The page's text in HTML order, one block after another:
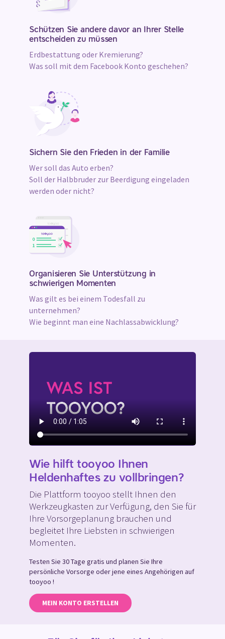
Schützen Sie andere davor an Ihrer Stelle
entscheiden zu müssen
Erdbestattung oder Kremierung?
Was soll mit dem Facebook Konto geschehen?
Sichern Sie den Frieden in der Familie
Wer soll das Auto erben?
Soll der Halbbruder zur Beerdigung eingeladen
werden oder nicht?
Organisieren Sie Unterstützung in
schwierigen Momenten
Was gilt es bei einem Todesfall zu
unternehmen?
Wie beginnt man eine Nachlassabwicklung?
Wie hilft tooyoo Ihnen
Heldenhaftes zu vollbringen?
Die Plattform tooyoo stellt Ihnen den
Werkzeugkasten zur Verfügung, den Sie für
Ihre Vorsorgeplanung brauchen und
begleitet Ihre Liebsten in schwierigen
Momenten.
Testen Sie 30 Tage gratis und planen Sie Ihre
persönliche Vorsorge oder jene eines Angehörigen auf
tooyoo !
MEIN KONTO ERSTELLEN